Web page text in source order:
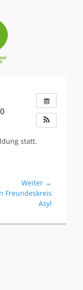
beim
Asyl
Hall
statt.
Weiter →
Freundeskreis
Asyl